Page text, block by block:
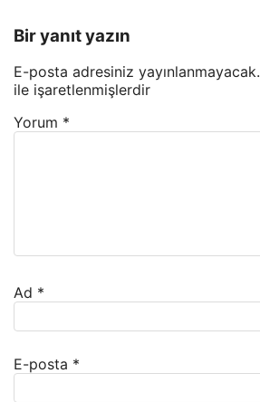
Bir yanıt yazın
E-posta adresiniz yayınlanmayacak.
ile işaretlenmişlerdir
Yorum *
Ad *
E-posta *